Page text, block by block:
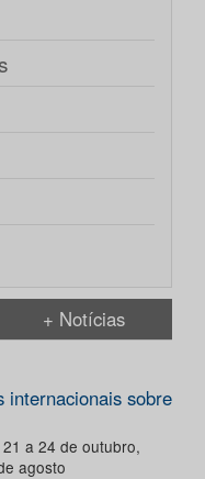
+ Notícias
internacionais sobre
a 24 de outubro,
agosto